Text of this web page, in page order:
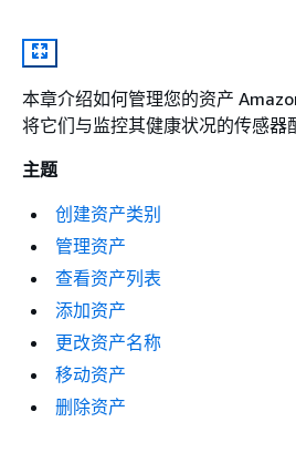
本章介绍如何管理您的资产
将它们与监控其健康状况的传感器
主题
创建资产类别
管理资产
查看资产列表
添加资产
更改资产名称
移动资产
删除资产